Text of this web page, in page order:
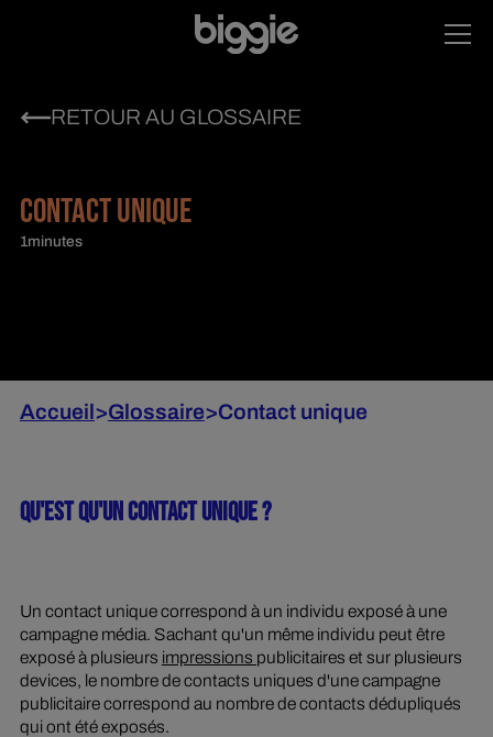
RETOUR AU GLOSSAIRE
CONTACT UNIQUE
1minutes
Accueil >Glossaire>Contact unique
QU'EST QU'UN CONTACT UNIQUE ?
Un contact unique correspond à un individu exposé à une
campagne média. Sachant qu'un même individu peut être
exposé à plusieurs impressions publicitaires et sur plusieurs
devices, le nombre de contacts uniques d'une campagne
publicitaire correspond au nombre de contacts dédupliqués
qui ont été exposés.